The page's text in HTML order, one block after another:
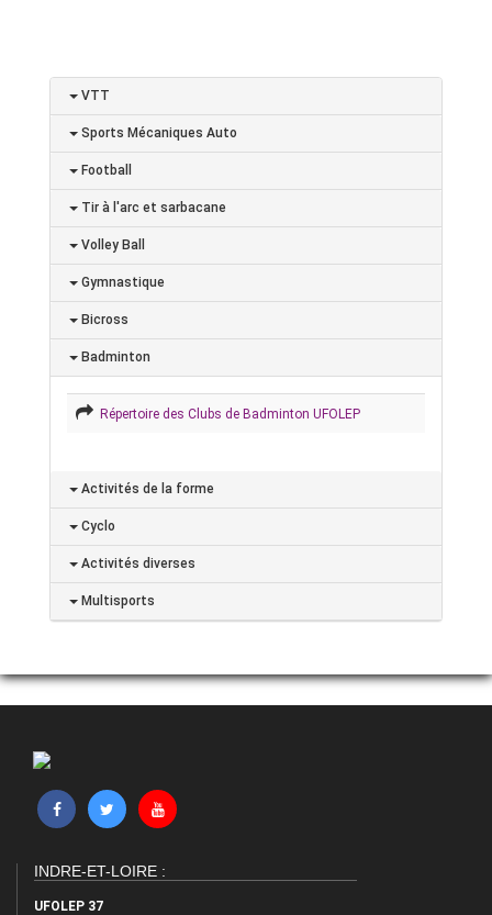
VTT
Sports Mécaniques Auto
Football
Tir à l'arc et sarbacane
Volley Ball
Gymnastique
Bicross
Badminton
Répertoire des Clubs de Badminton UFOLEP
Activités de la forme
Cyclo
Activités diverses
Multisports
INDRE-ET-LOIRE :
UFOLEP 37